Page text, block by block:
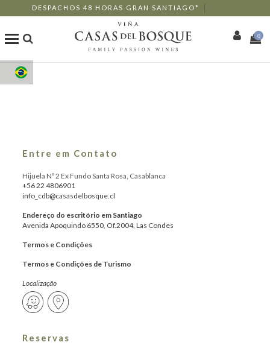
DESPACHOS 48 HORAS GRAN SANTIAGO*
Loja Online
Restaurantes
Eventos
Mais
0
Entre em Contato
Hijuela Nº 2 Ex Fundo Santa Rosa, Casablanca
+56 22 4806901
info_cdb@casasdelbosque.cl
Endereço do escritório em Santiago
Avenida Apoquindo 6550, Of.2004, Las Condes
Termos e Condições
Termos e Condições de Turismo
Localização
Reservas